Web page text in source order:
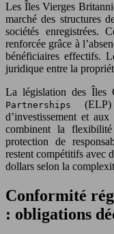
Les Îles Vierges
marché des structures
sociétés enregistrées.
renforcée grâce à
bénéficiaires effectifs.
juridique entre la
La législation des Îles
Partnerships
d’investissement et
combinent la
protection de
restent compétitifs avec
dollars selon la
Conformité
: obligations